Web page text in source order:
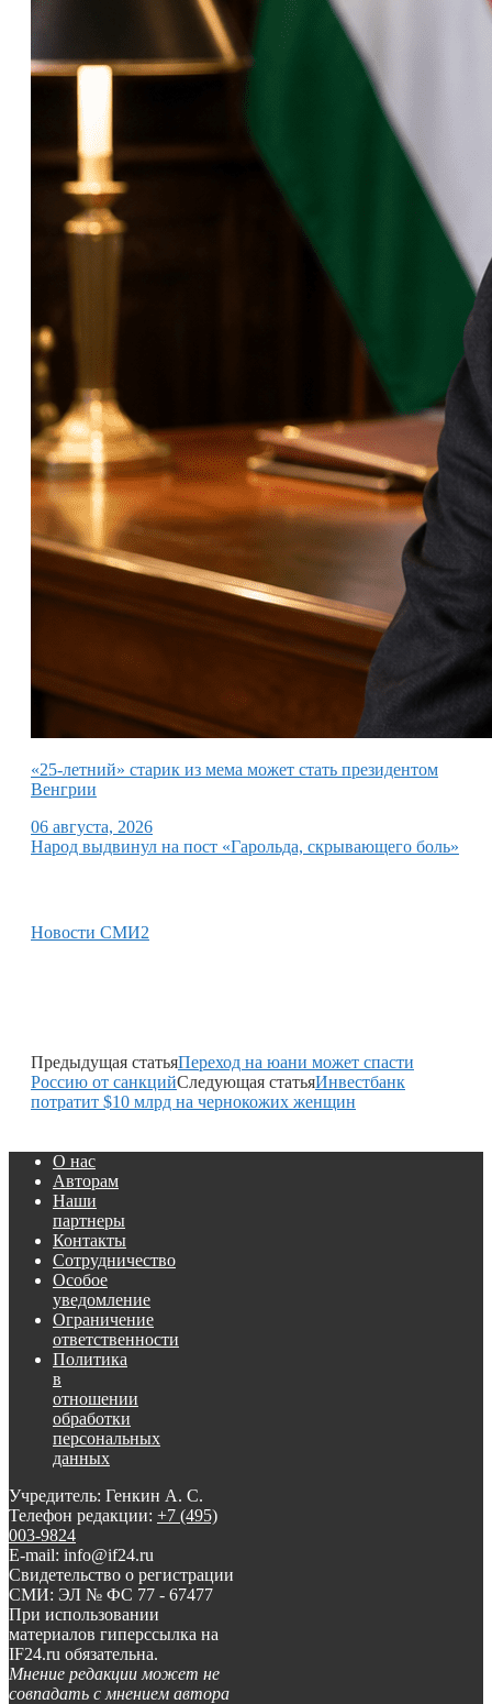
«25-летний» старик из мема может стать президентом
Венгрии
06 августа, 2026
Народ выдвинул на пост «Гарольда, скрывающего боль»
Новости СМИ2
Предыдущая статьяПереход на юани может спасти
Россию от санкцийСледующая статьяИнвестбанк
потратит $10 млрд на чернокожих женщин
О нас
Авторам
Наши
партнеры
Контакты
Сотрудничество
Особое
уведомление
Ограничение
ответственности
Политика
в
отношении
обработки
персональных
данных
Учредитель: Генкин А. С.
Телефон редакции: +7 (495)
003-9824
E-mail: info@if24.ru
Свидетельство о регистрации
СМИ: ЭЛ № ФС 77 - 67477
При использовании
материалов гиперссылка на
IF24.ru обязательна.
Мнение редакции может не
совпадать с мнением автора